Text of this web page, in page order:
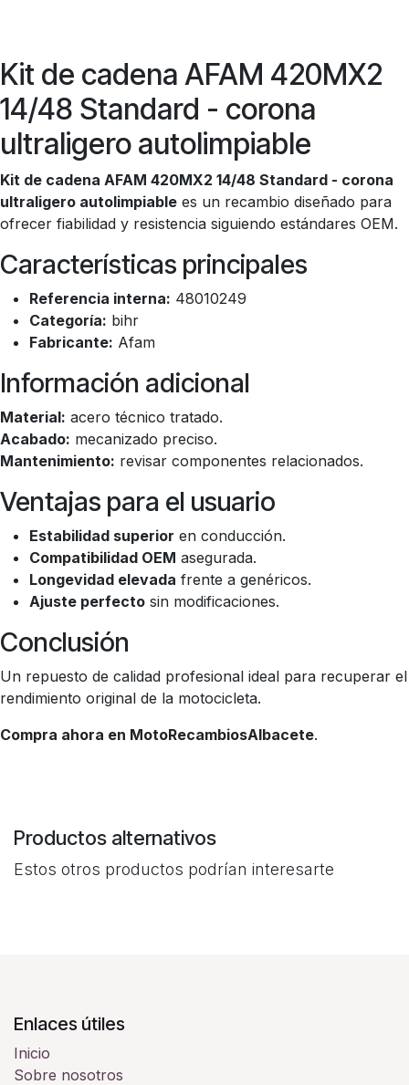
Kit de cadena AFAM 420MX2
14/48 Standard - corona
ultraligero autolimpiable
Kit de cadena AFAM 420MX2 14/48 Standard - corona
ultraligero autolimpiable es un recambio diseñado para
ofrecer fiabilidad y resistencia siguiendo estándares OEM.
Características principales
Referencia interna: 48010249
Categoría: bihr
Fabricante: Afam
Información adicional
Material: acero técnico tratado.
Acabado: mecanizado preciso.
Mantenimiento: revisar componentes relacionados.
Ventajas para el usuario
Estabilidad superior en conducción.
Compatibilidad OEM asegurada.
Longevidad elevada frente a genéricos.
Ajuste perfecto sin modificaciones.
Conclusión
Un repuesto de calidad profesional ideal para recuperar el
rendimiento original de la motocicleta.
Compra ahora en MotoRecambiosAlbacete.
Productos alternativos
Estos otros productos podrían interesarte
Enlaces útiles
Inicio
Sobre nosotros